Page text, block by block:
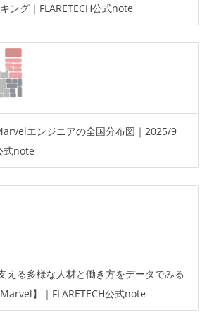
ング｜FLARETECH公式note
エンジニアの全国分布図｜2025/9
式note
える多様な人材と働き方をデータでみる
】｜FLARETECH公式note